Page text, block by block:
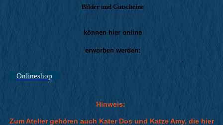
Bilder und Gutscheine
können hier online
erworben werden:
Onlineshop
Hinweis:
Zum Atelier gehören auch Kater Dos und Katze Amy, die hier